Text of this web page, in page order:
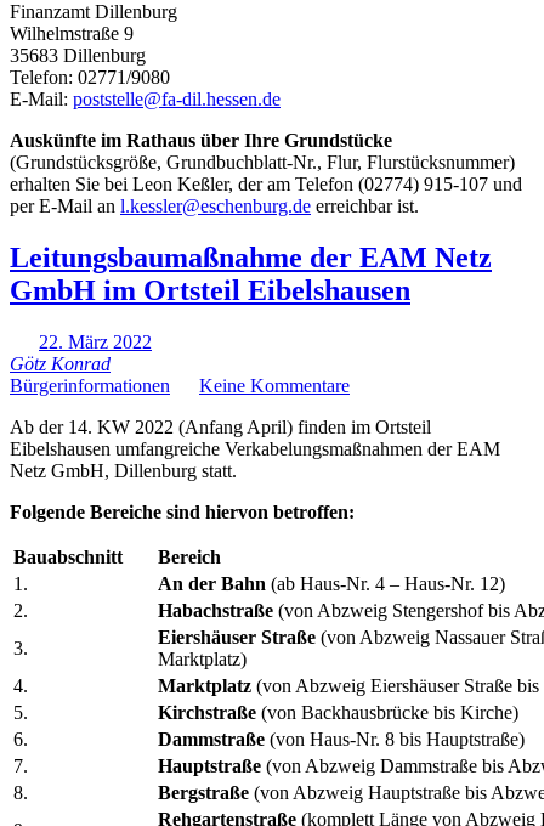
Finanzamt Dillenburg
Wilhelmstraße 9
35683 Dillenburg
Telefon: 02771/9080
E-Mail: poststelle@fa-dil.hessen.de
Auskünfte im Rathaus über Ihre Grundstücke
(Grundstücksgröße, Grundbuchblatt-Nr., Flur, Flurstücksnummer)
erhalten Sie bei Leon Keßler, der am Telefon (02774) 915-107 und
per E-Mail an l.kessler@eschenburg.de erreichbar ist.
Leitungsbaumaßnahme der EAM Netz
GmbH im Ortsteil Eibelshausen
22. März 2022
Götz Konrad
Bürgerinformationen
Keine Kommentare
Ab der 14. KW 2022 (Anfang April) finden im Ortsteil
Eibelshausen umfangreiche Verkabelungsmaßnahmen der EAM
Netz GmbH, Dillenburg statt.
Folgende Bereiche sind hiervon betroffen:
Bauabschnitt
Bereich
1.
An der Bahn (ab Haus-Nr. 4 – Haus-Nr. 12)
2.
Habachstraße (von Abzweig Stengershof bis
3.
Eiershäuser Straße (von Abzweig Nassauer
Marktplatz)
4.
Marktplatz (von Abzweig Eiershäuser Straße
5.
Kirchstraße (von Backhausbrücke bis Kirche)
6.
Dammstraße (von Haus-Nr. 8 bis Hauptstraße)
7.
Hauptstraße (von Abzweig Dammstraße bis
8.
Bergstraße (von Abzweig Hauptstraße bis
Rehgartenstraße (komplett Länge von Abzweig